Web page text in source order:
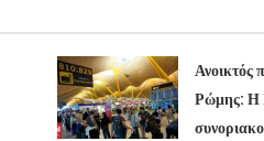
Ανοικτός
Ρώμης: Η